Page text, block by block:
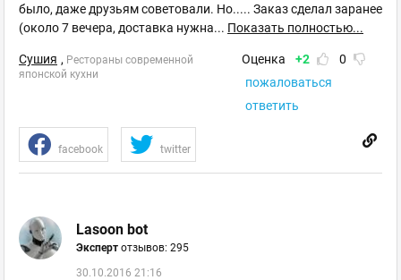
было, даже друзьям советовали. Но..... Заказ сделал заранее
(около 7 вечера, доставка нужна... Показать полностью...
Сушия , Рестораны современной
японской кухни
Оценка +2
0
пожаловаться
ответить
facebook twitter
Lasoon bot
Эксперт отзывов: 295
30.10.2016 21:16